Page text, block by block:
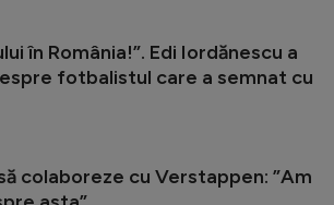
în România!”. Edi Iordănescu a
fotbalistul care a semnat cu
colaboreze cu Verstappen: ”Am